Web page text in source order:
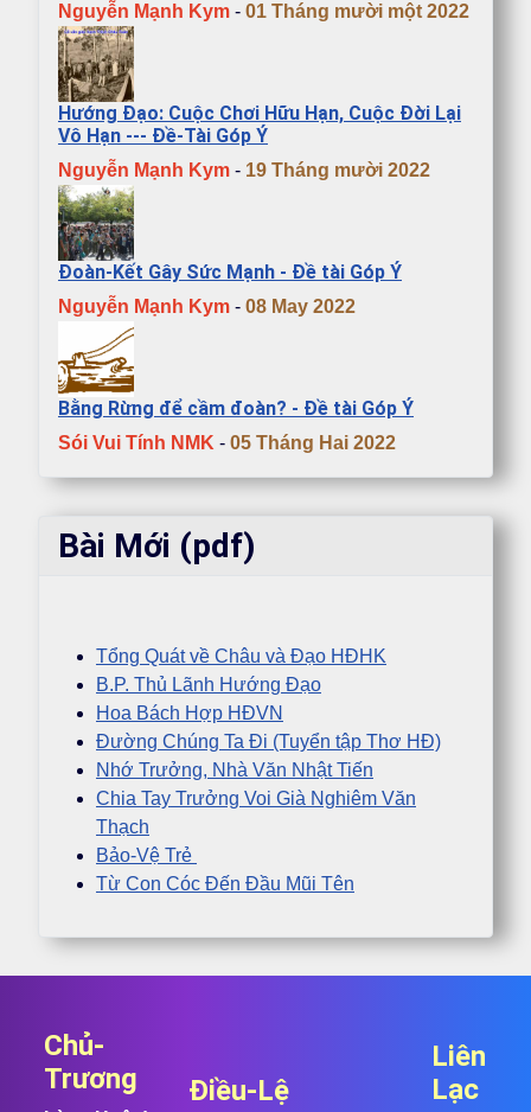
Bài Mới (pdf)
Tổng Quát về Châu và Đạo HĐHK
B.P. Thủ Lãnh Hướng Đạo
Hoa Bách Hợp HĐVN
Đường Chúng Ta Đi (Tuyển tập Thơ HĐ)
Nhớ Trưởng, Nhà Văn Nhật Tiến
Chia Tay Trưởng Voi Già Nghiêm Văn
Thạch
Bảo-Vệ Trẻ
Từ Con Cóc Đến Đầu Mũi Tên
Nguyễn Mạnh Kym - 01 Tháng mười một 2022
Hướng Đạo: Cuộc Chơi Hữu Hạn, Cuộc Đời Lại
Vô Hạn --- Đề-Tài Góp Ý
Nguyễn Mạnh Kym - 19 Tháng mười 2022
Đoàn-Kết Gây Sức Mạnh - Đề tài Góp Ý
Nguyễn Mạnh Kym - 08 May 2022
Bằng Rừng để cầm đoàn? - Đề tài Góp Ý
Sói Vui Tính NMK - 05 Tháng Hai 2022
Chủ-
Trương
Điều-Lệ
Liên
Lạc